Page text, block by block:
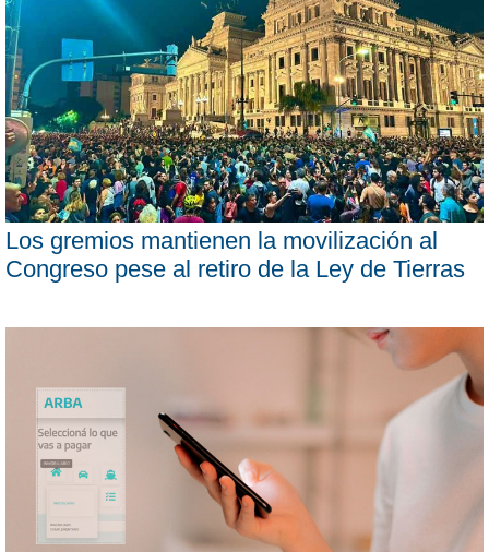
Los gremios mantienen la movilización al
Congreso pese al retiro de la Ley de Tierras